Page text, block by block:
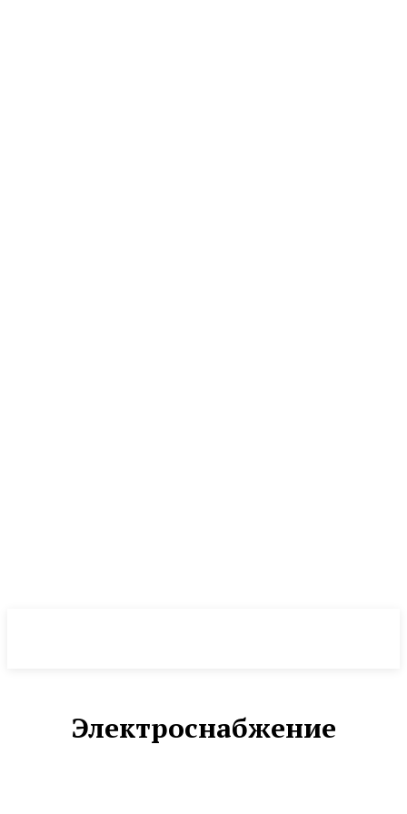
Электроснабжение